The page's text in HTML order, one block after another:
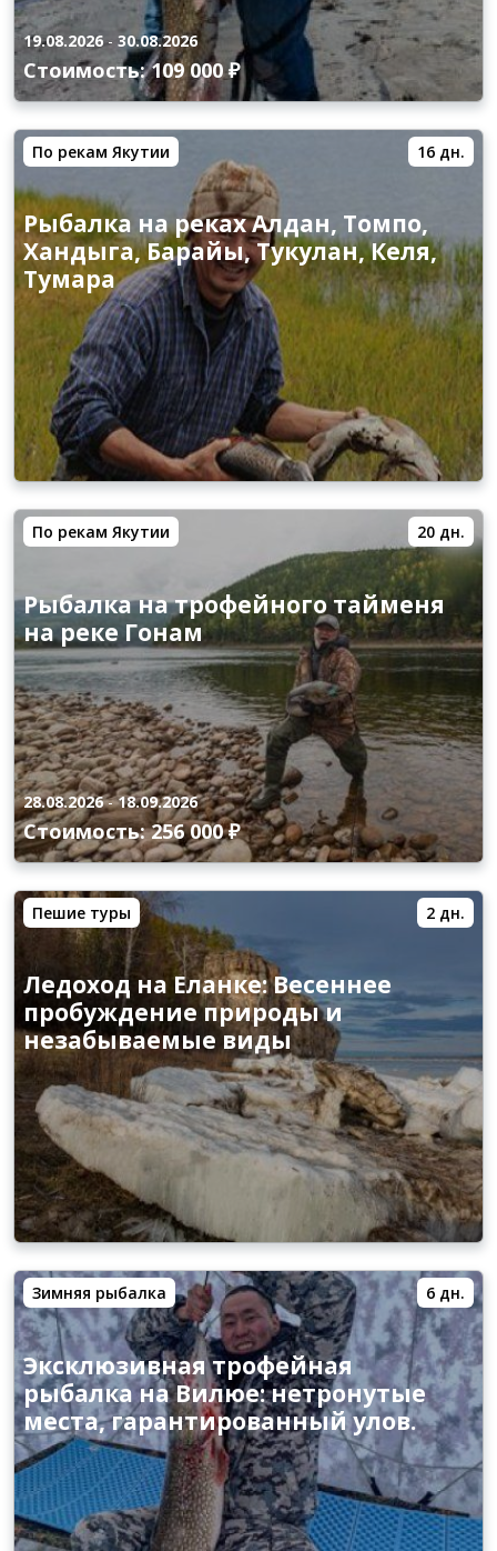
19.08.2026-30.08.2026
Стоимость: 109 000 ₽
По рекам Якутии 16 дн.
Рыбалка на реках Алдан, Томпо,
Хандыга, Барайы, Тукулан, Келя,
Тумара
По рекам Якутии 20 дн.
Рыбалка на трофейного тайменя
на реке Гонам
28.08.2026-18.09.2026
Стоимость: 256 000 ₽
Пешие туры 2 дн.
Ледоход на Еланке: Весеннее
пробуждение природы и
незабываемые виды
Зимняя рыбалка 6 дн.
Эксклюзивная трофейная
рыбалка на Вилюе: нетронутые
места, гарантированный улов.